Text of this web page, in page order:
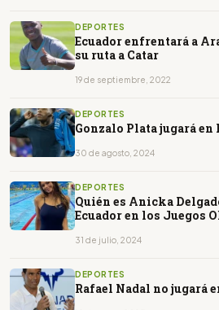
DEPORTES
Ecuador enfrentará a
su ruta a Catar
19 de septiembre, 2022
DEPORTES
Gonzalo Plata jugará en
30 de agosto, 2024
DEPORTES
Quién es Anicka
Ecuador en los Juegos
31 de julio, 2024
DEPORTES
Rafael Nadal no jugará